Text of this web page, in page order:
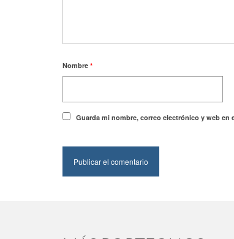
Nombre *
Guarda mi nombre, correo electrónico y web en